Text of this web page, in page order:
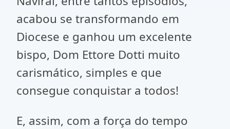
acabou se transformando em
Diocese e ganhou um excelente
bispo, Dom Ettore Dotti muito
carismático, simples e que
consegue conquistar a todos!
E, assim, com a força do tempo